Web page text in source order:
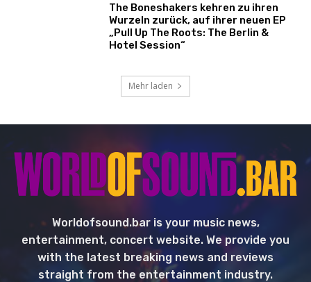
The Boneshakers kehren zu ihren
Wurzeln zurück, auf ihrer neuen EP
„Pull Up The Roots: The Berlin &
Hotel Session“
Mehr laden
Worldofsound.bar is your music news,
entertainment, concert website. We provide you
with the latest breaking news and reviews
straight from the entertainment industry.